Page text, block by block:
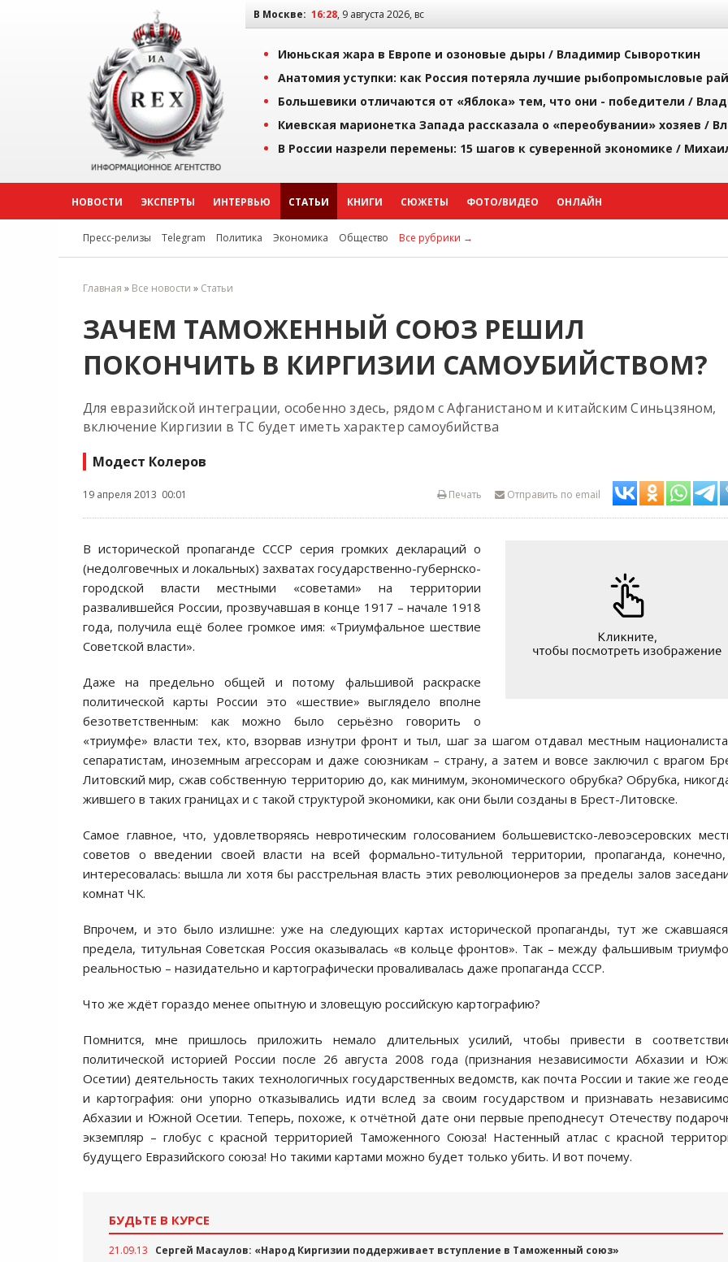
В Москве: 16:28, 9 августа 2026, вс
Июньская жара в Европе и озоновые дыры / Владимир Сывороткин
Анатомия уступки: как Россия потеряла лучшие рыбопромысловые
Большевики отличаются от «Яблока» тем, что они - победители /
Киевская марионетка Запада рассказала о «переобувании» хозяев /
В России назрели перемены: 15 шагов к суверенной экономике /
НОВОСТИ ЭКСПЕРТЫ ИНТЕРВЬЮ СТАТЬИ КНИГИ СЮЖЕТЫ ФОТО/ВИДЕО ОНЛАЙН
Пресс-релизы Telegram Политика Экономика Общество Все рубрики →
Главная » Все новости » Статьи
ЗАЧЕМ ТАМОЖЕННЫЙ СОЮЗ РЕШИЛ
ПОКОНЧИТЬ В КИРГИЗИИ САМОУБИЙСТВОМ?
Для евразийской интеграции, особенно здесь, рядом с Афганистаном и китайским Синьцзяном,
включение Киргизии в ТС будет иметь характер самоубийства
Модест Колеров
19 апреля 2013 00:01 Отправить по email
Печать
В исторической пропаганде СССР серия громких деклараций о
(недолговечных и локальных) захватах государственно-губернско-
городской власти местными «советами» на территории
развалившейся России, прозвучавшая в конце 1917 – начале 1918
года, получила ещё более громкое имя: «Триумфальное шествие
Советской власти».
Даже на предельно общей и потому фальшивой раскраске
политической карты России это «шествие» выглядело вполне
безответственным: как можно было серьёзно говорить о
«триумфе» власти тех, кто, взорвав изнутри фронт и тыл, шаг за шагом отдавал местным
сепаратистам, иноземным агрессорам и даже союзникам – страну, а затем и вовсе заключил с врагом
Литовский мир, сжав собственную территорию до, как минимум, экономического обрубка? Обрубка,
жившего в таких границах и с такой структурой экономики, как они были созданы в Брест-Литовске.
Самое главное, что, удовлетворяясь невротическим голосованием большевистско-левоэсеровских
советов о введении своей власти на всей формально-титульной территории, пропаганда,
интересовалась: вышла ли хотя бы расстрельная власть этих революционеров за пределы залов
комнат ЧК.
Впрочем, и это было излишне: уже на следующих картах исторической пропаганды, тут же
предела, титульная Советская Россия оказывалась «в кольце фронтов». Так – между фальшивым
реальностью – назидательно и картографически проваливалась даже пропаганда СССР.
Что же ждёт гораздо менее опытную и зловещую российскую картографию?
Помнится, мне пришлось приложить немало длительных усилий, чтобы привести в
политической историей России после 26 августа 2008 года (признания независимости Абхазии и
Осетии) деятельность таких технологичных государственных ведомств, как почта России и такие же
и картография: они упорно отказывались идти вслед за своим государством и признавать
Абхазии и Южной Осетии. Теперь, похоже, к отчётной дате они первые преподнесут Отечеству
экземпляр – глобус с красной территорией Таможенного Союза! Настенный атлас с красной
будущего Евразийского союза! Но такими картами можно будет только убить. И вот почему.
БУДЬТЕ В КУРСЕ
21.09.13
Сергей Масаулов: «Народ Киргизии поддерживает вступление в Таможенный союз»